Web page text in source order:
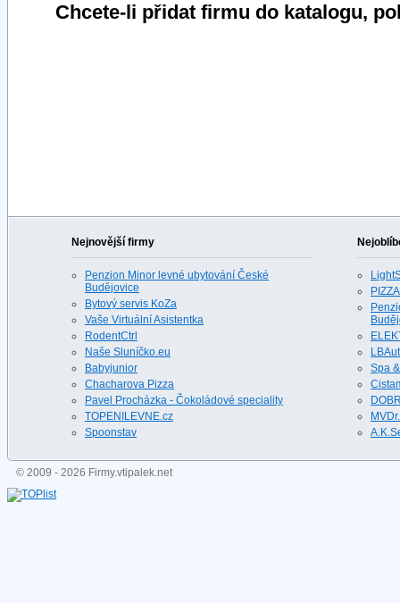
Chcete-li přidat firmu do katalogu,
Nejnovější firmy
Penzion Minor levné ubytování České
Budějovice
Bytový servis KoZa
Vaše Virtuální Asistentka
RodentCtrl
Naše Sluníčko.eu
Babyjunior
Chacharova Pizza
Pavel Procházka - Čokoládové speciality
TOPENILEVNE.cz
Spoonstav
Spa
© 2009 - 2026 Firmy.vtipalek.net